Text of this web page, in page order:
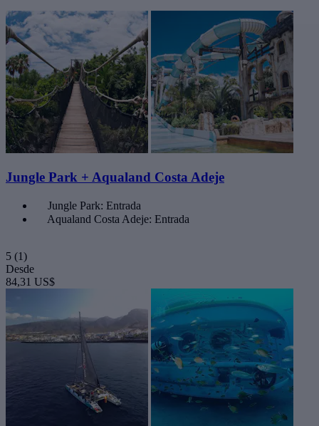
Jungle Park + Aqualand Costa Adeje
Jungle Park: Entrada
Aqualand Costa Adeje: Entrada
5 (1)
Desde
84,31 US$